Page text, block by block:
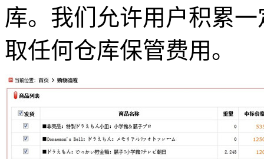
库。我们允许用户积累
取任何仓库保管费用。